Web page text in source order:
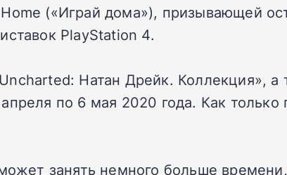
(«Играй дома»), призывающей
PlayStation 4.
Натан Дрейк. Коллекция»,
по 6 мая 2020 года. Как только
занять немного больше